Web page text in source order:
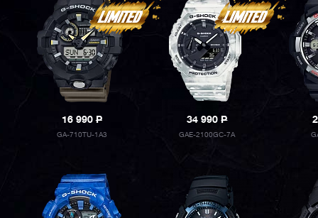
16 990P
GA-710TU-1A3
34 990P
GAE-2100GC-7A